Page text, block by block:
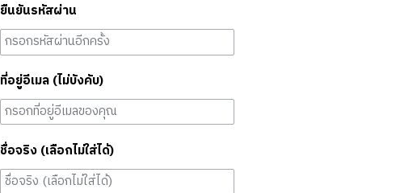
ยืนยันรหัสผ่าน
ที่อยู่อีเมล (ไม่บังคับ)
ชื่อจริง (เลือกไม่ใส่ได้)